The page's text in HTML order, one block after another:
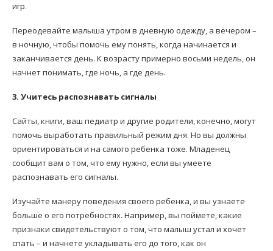
игр.
Переодевайте малыша утром в дневную одежду, а вечером –
в ночную, чтобы помочь ему понять, когда начинается и
заканчивается день. К возрасту примерно восьми недель, он
начнет понимать, где ночь, а где день.
3. Учитесь распознавать сигналы
Сайты, книги, ваш педиатр и другие родители, конечно, могут
помочь выработать правильный режим дня. Но вы должны
ориентироваться и на самого ребенка тоже. Младенец
сообщит вам о том, что ему нужно, если вы умеете
распознавать его сигналы.
Изучайте манеру поведения своего ребенка, и вы узнаете
больше о его потребностях. Например, вы поймете, какие
признаки свидетельствуют о том, что малыш устал и хочет
спать – и начнете укладывать его до того, как он